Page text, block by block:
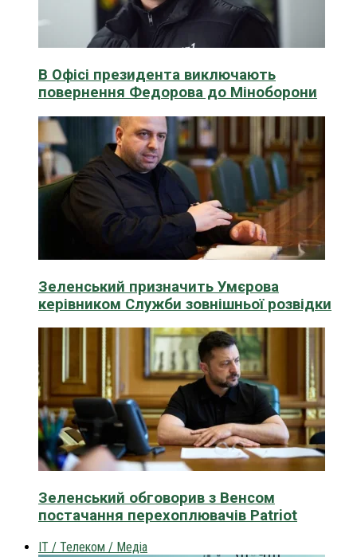
В Офісі президента виключають
повернення Федорова до Міноборони
Зеленський призначить Умєрова
керівником Служби зовнішньої розвідки
Зеленський обговорив з Венсом
постачання перехоплювачів Patriot
IT / Телеком / Медіа